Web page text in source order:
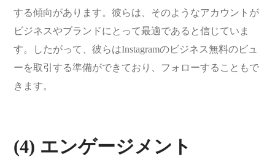
する傾向があります。彼らは、そのようなアカウントが
ビジネスやブランドにとって最適であると信じていま
す。したがって、彼らはInstagramのビジネス無料のビュ
ーを取引する準備ができており、フォローすることもで
きます。
(4) エンゲージメント